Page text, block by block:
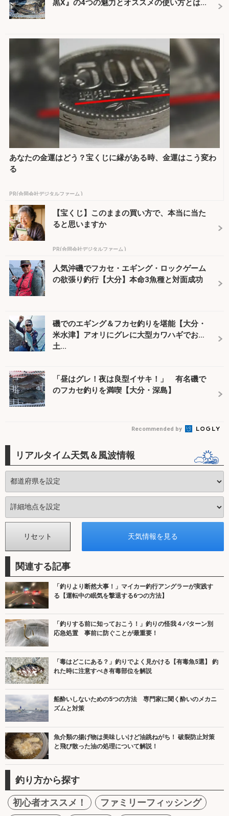
黒X』の4つの魅力とオススメの使い方とは...
あなたの金運はどう？宝くじに縁がある時、金運はこう変わ
る
PR(合同会社デジタルファーム )
【宝くじ】このままの買い方で、本当に当た
ると思いますか
PR(合同会社デジタルファーム )
人気沖磯でフカセ・エギング・ロックゲーム
の欲張り釣行【大分】本命3魚種と対面成功
磯でのエギング＆フカセ釣りを堪能【大分・
米水津】アオリにグレに大型カワハギでお
土...
「昼はグレ！夜は良型イサキ！」 有名磯で
のフカセ釣りを満喫【大分・深島】
Recommended by
リアルタイム天気＆風波情報
関連する記事
「釣りより断然大事！」マイカー釣行アングラーが実践す
る【運転中の眠気を撃退する6つの方法】
「釣りする前に知っておこう！」釣りの怪我４パターン別
応急処置 事前に防ぐことが最重要！
「毒はどこにある？」釣りでよく見かける【有毒魚5選】 釣
れた時に注意すべき有毒部位を解説
船酔いしないための5つの方法 専門家に聞く酔いのメカニ
ズムと対策
魚介類の揚げ物は美味しいけど油跳ねがち！ 破裂防止対策
と飛び散った油の処理について解説！
釣り方から探す
初心者オススメ！ ファミリーフィッシング